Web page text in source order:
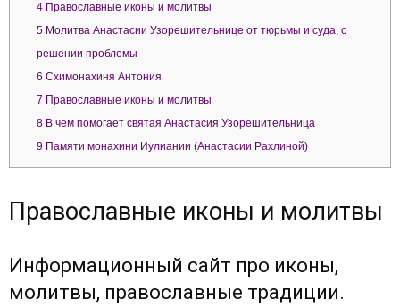
4 Православные иконы и молитвы
5 Молитва Анастасии Узорешительнице от тюрьмы и суда, о
решении проблемы
6 Схимонахиня Антония
7 Православные иконы и молитвы
8 В чем помогает святая Анастасия Узорешительница
9 Памяти монахини Иулиании (Анастасии Рахлиной)
Православные иконы и молитвы
Информационный сайт про иконы,
молитвы, православные традиции.